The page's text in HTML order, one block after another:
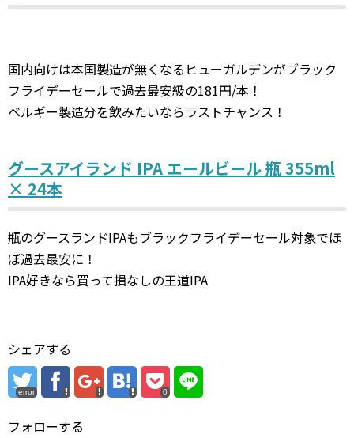
国内向けは本国製造が無くなるヒューガルデンがブラック
フライデーセールで過去最安級の181円/本！
ベルギー製造分を飲みたいならラストチャンス！
グースアイランド IPA エールビール 瓶 355ml
× 24本
瓶のグースランドIPAもブラックフライデーセール対象でほ
ぼ過去最安に！
IPA好きなら買って損なしの王道IPA
シェアする
error 0
フォローする